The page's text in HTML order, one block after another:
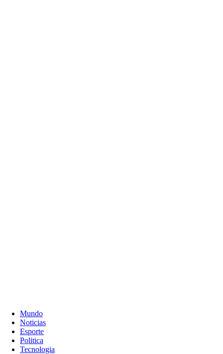
Mundo
Noticias
Esporte
Politica
Tecnologia